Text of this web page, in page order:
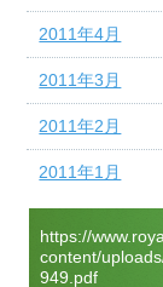
2011年4月
2011年3月
2011年2月
2011年1月
https://
content/
949.pdf